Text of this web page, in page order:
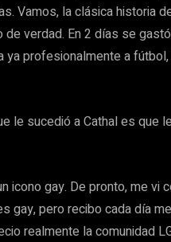
Vamos, la clásica historia
verdad. En 2 días se
ya profesionalmente a
le sucedió a Cathal es que
icono gay. De pronto, me
gay, pero recibo cada día
realmente la comunidad